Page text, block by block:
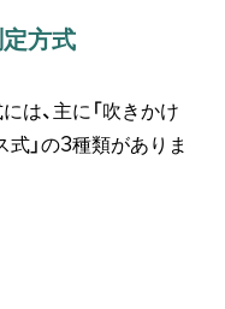
方式
は、主に「吹きかけ
式」の3種類がありま